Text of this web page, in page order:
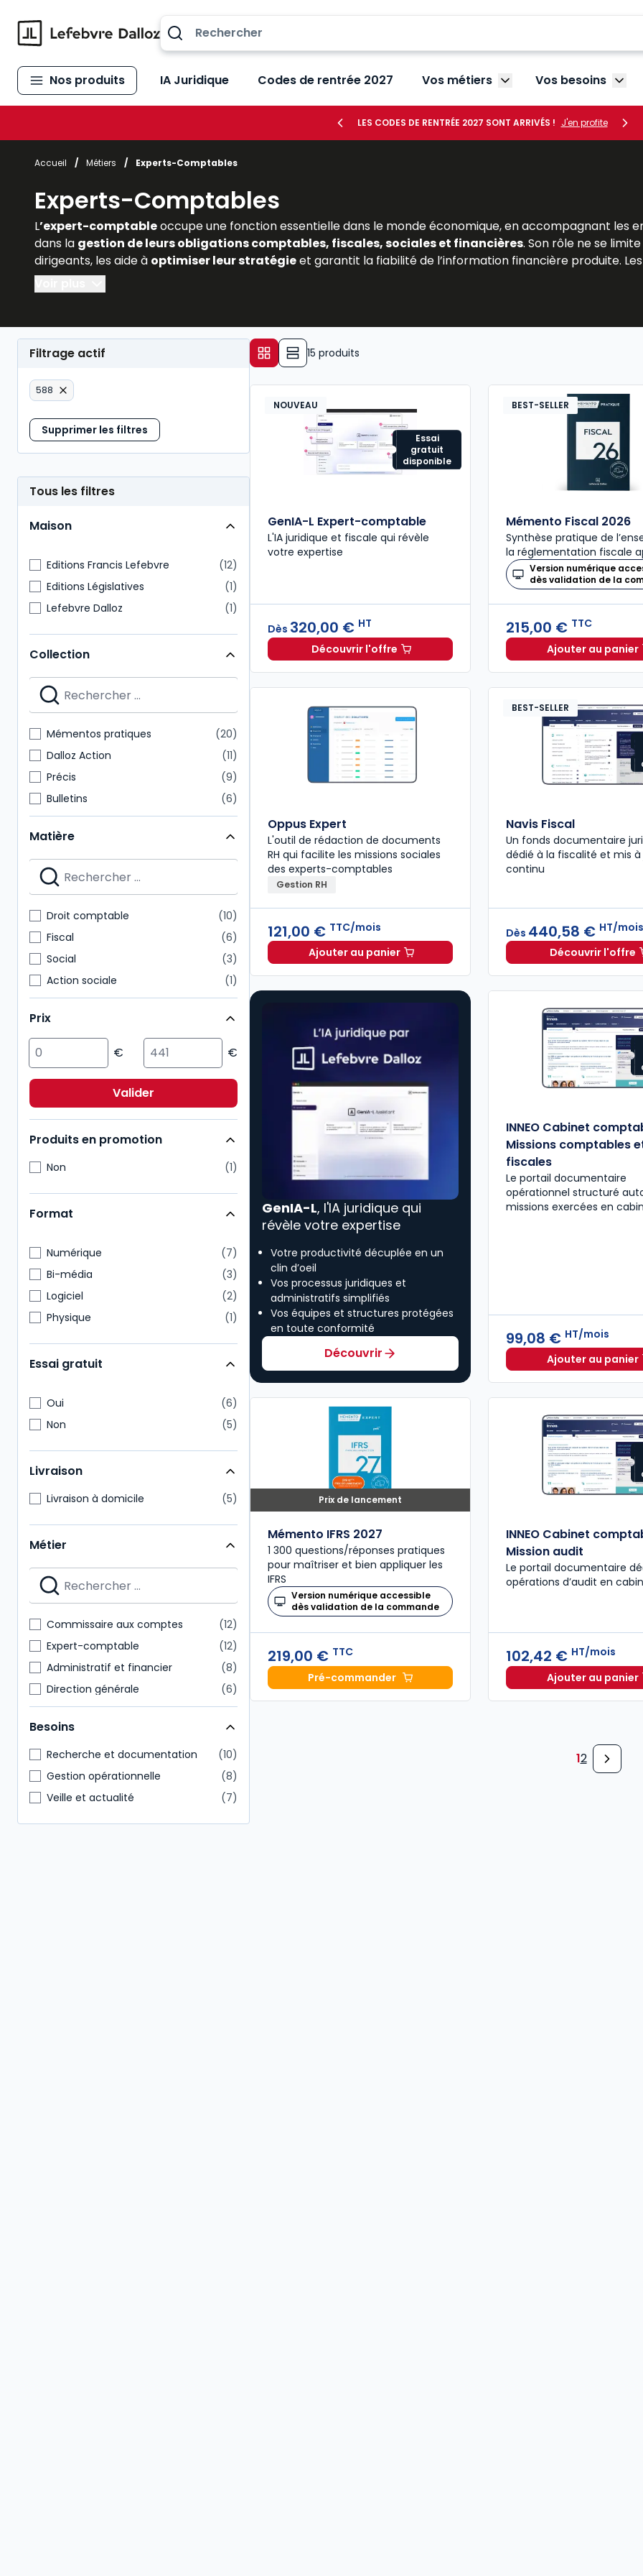
Nos produits IA Juridique Codes de rentrée 2027 Vos métiers Afficher le sous-menu
Vos besoins
LES CODES DE RENTRÉE 2027 SONT ARRIVÉS ! J'en profite
Accueil / Métiers / Experts-Comptables
Experts-Comptables
L’expert-comptableoccupe une fonction essentielle dans le monde économique, en accompagnant les
dans la gestion de leurs obligations comptables, fiscales, sociales et financières. Son rôle ne se
dirigeants, les aide à optimiser leur stratégieet garantit la fiabilité de l’information financière produite.
comprendre l’importance de cette profession réglementée, dont l’exercice est encadré par l’
Dallozoffrent une
Filtrage actif
588
Supprimer les filtres
Tous les filtres
Maison
Editions Francis Lefebvre
12
Editions Législatives
1
Lefebvre Dalloz
1
Collection
Mémentos pratiques
20
Dalloz Action
11
Précis
9
Bulletins
6
Thèmes et commentaires
6
Dossiers pratiques
5
Revues d'actualité
5
Autres brochés
Matière
Droit comptable
10
Fiscal
6
Social
3
Action sociale
1
Affaires
1
Droit civil
1
1
ESG/Compliance
Environnement
Immobilier
1
Prix
Valider
Produits en promotion
Non 1
Format
Numérique
7
Bi-média
3
Logiciel
2
Physique
1
Essai gratuit
Oui
6
Non
5
Livraison
Livraison à domicile 5
Métier
Commissaire aux comptes
12
Expert-comptable
12
Administratif et financier
8
Direction générale
6
Avocat et prof judiciaires
5
Enseignants
4
Notaire
4
Autres
3
Étudiants
3
Besoins
Recherche et documentation
10
Gestion opérationnelle
8
Veille et actualité
7
15 produits
Essai
gratuit
disponible
NOUVEAU
GenIA-L Expert-comptable
L'IA juridique et fiscale qui révèle
votre expertise
Dès 320,00 € HT
Découvrir l'offreGenIA-L Expert-comptable à partir deDès 320,00 €
BEST-SELLER
Mémento Fiscal 2026
Synthèse pratique de
la réglementation fiscale
Version numérique
dès validation de la
215,00 € TTC
Ajouter au panier
Oppus Expert
L'outil de rédaction de documents
RH qui facilite les missions sociales
des experts-comptables
Gestion RH
121,00 € TTC/mois
Ajouter au panierOppus Expert à 121,00 € TTC/mois
BEST-SELLER
Navis Fiscal
Un fonds documentaire
dédié à la fiscalité et mis à
continu
Dès 440,58 € HT/mois
Découvrir l'offre
Navis
GenIA-L, l'IA juridique qui
révèle votre expertise
Votre productivité décuplée en un
clin d’oeil
Vos processus juridiques et
administratifs simplifiés
Vos équipes et structures protégées
en toute conformité
Découvrir
INNEO Cabinet
Missions comptables
fiscales
Le portail documentaire
opérationnel structuré
missions exercées en
99,08 € HT/mois
Ajouter au panier
INNEO
Prix de lancement
Mémento IFRS 2027
1 300 questions/réponses pratiques
pour maîtriser et bien appliquer les
IFRS
Version numérique accessible
dès validation de la commande
219,00 € TTC
Pré-commanderMémento IFRS 2027 à 219,00 € TTC
INNEO Cabinet
Mission audit
Le portail documentaire
opérations d’audit en
102,42 € HT/mois
Ajouter au panier
INNEO
12